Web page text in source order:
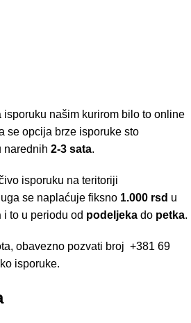
isporuku našim kurirom bilo to online
se opcija brze isporuke sto
narednih 2-3 sata.
isporuku na teritoriji
se naplaćuje fiksno 1.000 rsd u
i to u periodu od podeljeka do petka.
obavezno pozvati broj +381 69
isporuke.